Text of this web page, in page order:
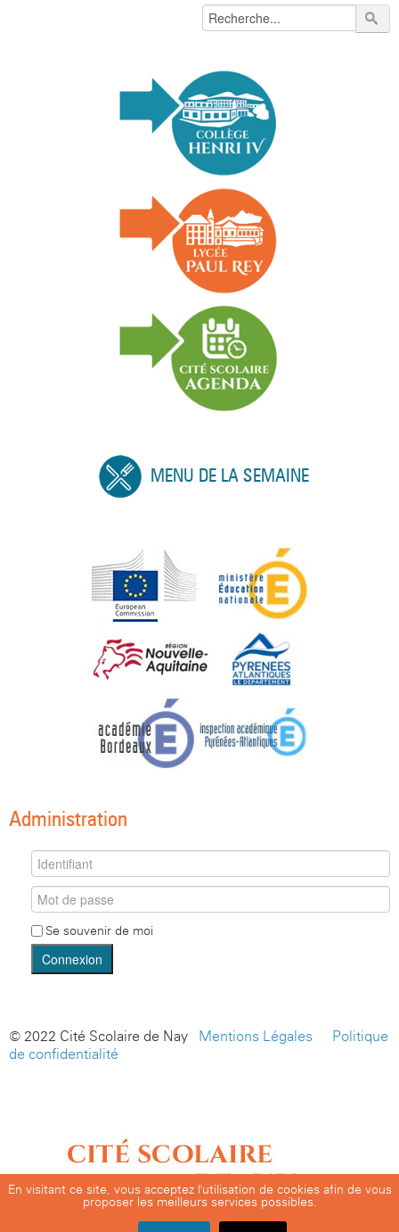
MENU DE LA SEMAINE
Administration
Se souvenir de moi
Connexion
© 2022 Cité Scolaire de Nay - Mentions Légales
Politique
de confidentialité
En visitant ce site, vous acceptez l'utilisation de cookies afin de vous
proposer les meilleurs services possibles.